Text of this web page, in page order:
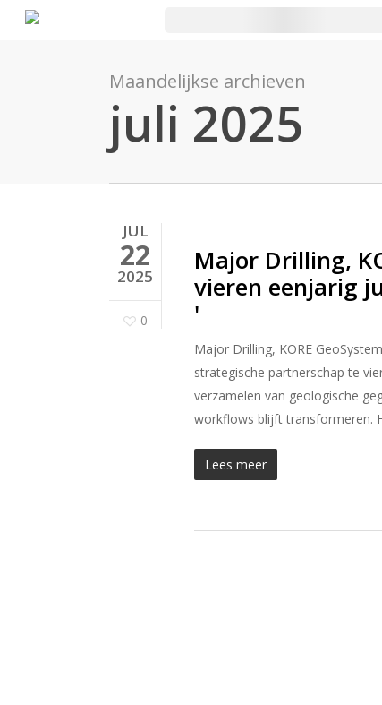
Maandelijkse archieven
juli 2025
JUL
22
2025
0
Major Drilling,
vieren eenjarig
'
Major Drilling, KORE
strategische partnerschap te
verzamelen van geologische
workflows blijft transformeren.
Lees meer